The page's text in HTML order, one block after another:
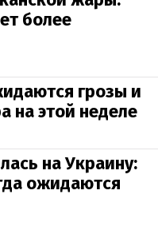
более
грозы и
на этой неделе
на Украину:
ожидаются